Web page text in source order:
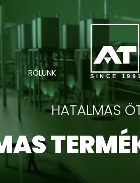
RÓLUNK SINCE 1991
HATALMAS